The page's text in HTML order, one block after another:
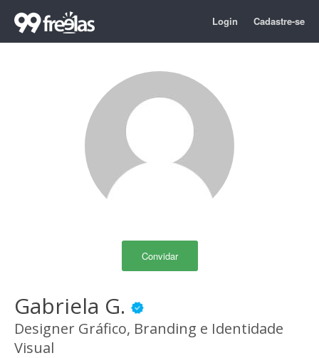
Login Cadastre-se
Convidar
Gabriela G.
Designer Gráfico, Branding e Identidade
Visual